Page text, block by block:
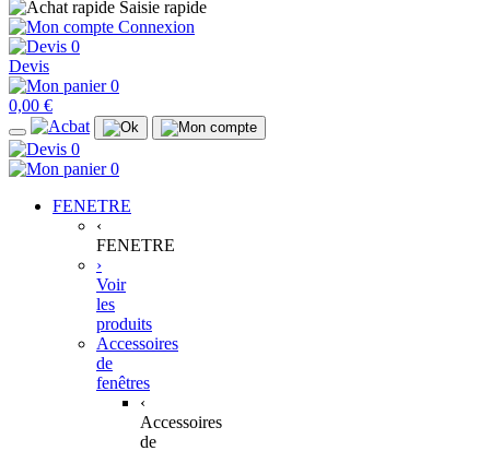
Saisie rapide
Connexion
0
Devis
0
0,00 €
0
0
FENETRE
‹
FENETRE
›
Voir
les
produits
Accessoires
de
fenêtres
‹
Accessoires
de